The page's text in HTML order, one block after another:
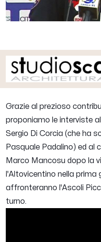
Grazie al prezioso
proponiamo le interviste
Sergio Di Corcia (che ha
Pasquale Padalino) ed al
Marco Mancosu dopo la
l'Altovicentino nella prima
affronteranno l'Ascoli
turno.